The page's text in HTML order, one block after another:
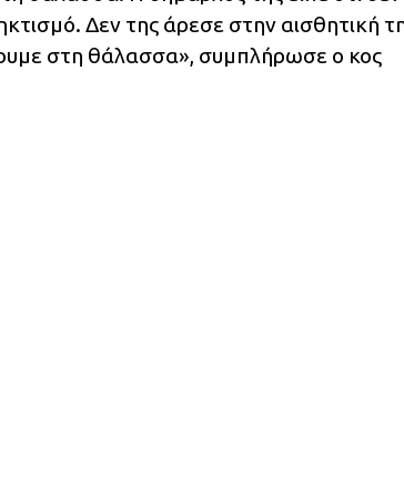
Δεν της άρεσε στην αισθητική
στη θάλασσα», συμπλήρωσε ο κος